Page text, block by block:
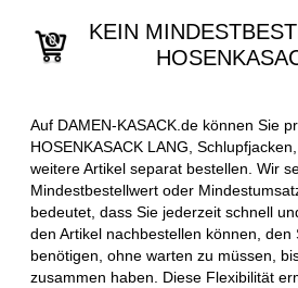
KEIN
Auf DAMEN-KASACK.de können Sie
HOSENKASACK LANG,
weitere Artikel separat bestellen. Wir
Mindestbestellwert oder
bedeutet, dass Sie jederzeit schnell
den Artikel nachbestellen können, den
benötigen, ohne warten zu müssen,
zusammen haben. Diese Flexibilität